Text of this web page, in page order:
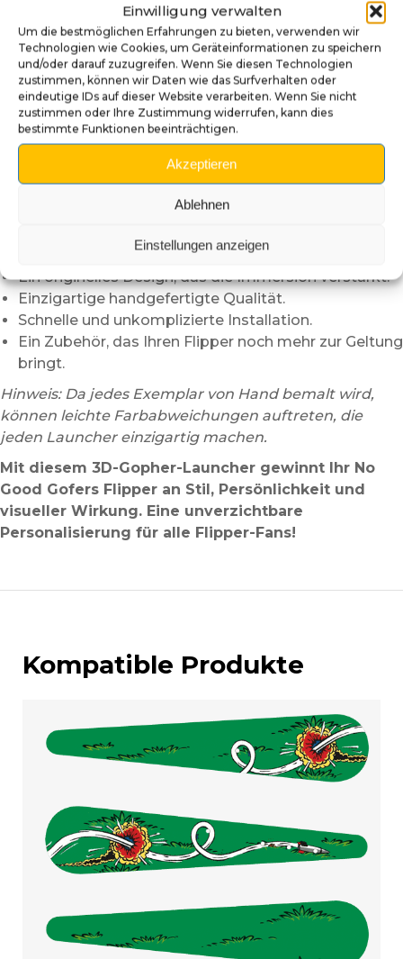
Einwilligung verwalten
Um die bestmöglichen Erfahrungen zu bieten, verwenden wir
Technologien wie Cookies, um Geräteinformationen zu speichern
und/oder darauf zuzugreifen. Wenn Sie diesen Technologien
zustimmen, können wir Daten wie das Surfverhalten oder
eindeutige IDs auf dieser Website verarbeiten. Wenn Sie nicht
zustimmen oder Ihre Zustimmung widerrufen, kann dies
bestimmte Funktionen beeinträchtigen.
Akzeptieren
Ablehnen
Einstellungen anzeigen
🛠️ Technische Merkmale
Kompatibel mitNo Good GofersFlipper (Williams,
1997).
Hochwertiger 3D-Druck.
Handbemalte und lackierte Oberfläche.
Robuste Metallstange für eine sichere Installation im
Lieferumfang enthalten.
Langlebig mit Premium-Finish.
🌟 Warum diesen No Good Gofers
Launcher wählen?
Ein originelles Design, das die Immersion verstärkt.
Einzigartige handgefertigte Qualität.
Schnelle und unkomplizierte Installation.
Ein Zubehör, das Ihren Flipper noch mehr zur Geltung
bringt.
Hinweis: Da jedes Exemplar von Hand bemalt wird,
können leichte Farbabweichungen auftreten, die
jeden Launcher einzigartig machen.
Mit diesem 3D-Gopher-Launcher gewinnt Ihr No
Good Gofers Flipper an Stil, Persönlichkeit und
visueller Wirkung. Eine unverzichtbare
Personalisierung für alle Flipper-Fans!
Kompatible Produkte